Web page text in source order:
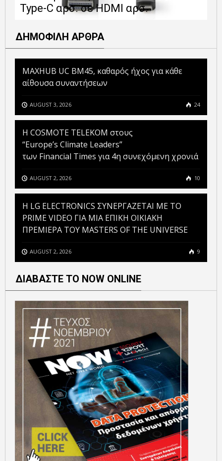
Type-C αρσ. σε HDMI αρσ.
ΔΗΜΟΦΙΛΗ ΑΡΘΡΑ
MAXHUB UC BM45, καθαρός ήχος για κάθε
αίθουσα συναντήσεων
AUGUST 3, 2026 24
Η COSMOTE TELEKOM στους
“Europe’s Climate Leaders”
των Financial Times για 4η συνεχόμενη χρονιά
AUGUST 2, 2026 10
H LG ELECTRONICS ΣΥΝΕΡΓΑΖΕΤΑΙ ΜΕ ΤΟ
PRIME VIDEO ΓΙΑ ΜΙΑ ΕΠΙΚΗ ΟΙΚΙΑΚΗ
ΠΡΕΜΙΕΡΑ ΤΟΥ MASTERS OF THE UNIVERSE
AUGUST 2, 2026 9
ΔΙΑΒΑΣΤΕ ΤΟ NOW ONLINE